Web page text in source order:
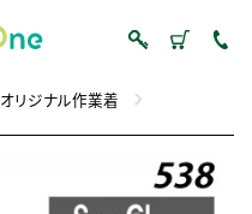
オリジナル作業着